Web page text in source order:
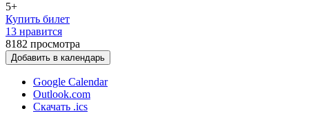
5+
Купить билет
13 нравится
8182 просмотра
Добавить в календарь
Google Calendar
Outlook.com
Скачать .ics